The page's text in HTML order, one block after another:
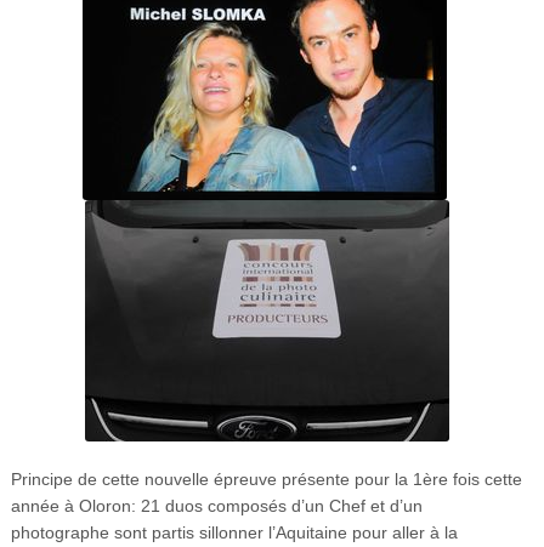
Principe de cette nouvelle épreuve présente pour la 1ère fois cette
année à Oloron: 21 duos composés d’un Chef et d’un
photographe sont partis sillonner l’Aquitaine pour aller à la